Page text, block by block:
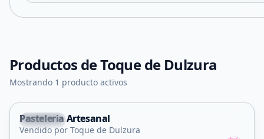
Productos deToque de Dulzura
Mostrando 1 producto activos
Capital
Pasteleria Artesanal
Vendido por Toque de Dulzura